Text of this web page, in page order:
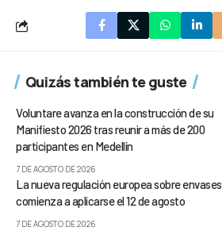
Quizás también te guste
Voluntare avanza en la construcción de su
Manifiesto 2026 tras reunir a más de 200
participantes en Medellín
7 DE AGOSTO DE 2026
La nueva regulación europea sobre envases
comienza a aplicarse el 12 de agosto
7 DE AGOSTO DE 2026